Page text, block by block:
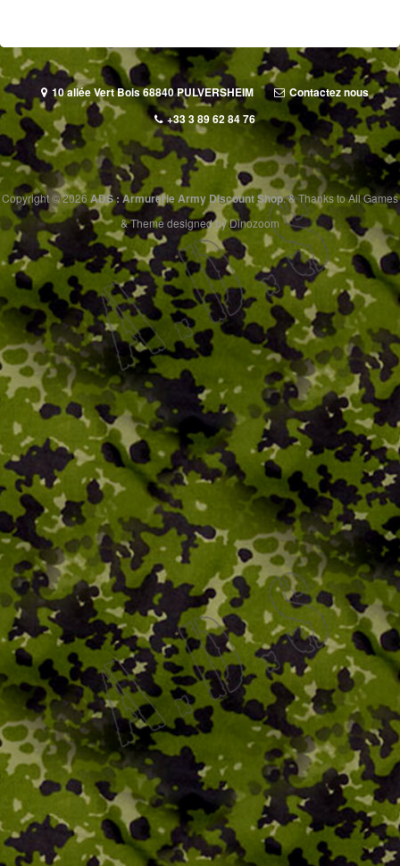
10 allée Vert Bois 68840 PULVERSHEIM
Contactez nous
+33 3 89 62 84 76
Copyright © 2026 ADS : Armurerie Army Discount Shop.&Thanks toAll Games
&Theme designed byDinozoom